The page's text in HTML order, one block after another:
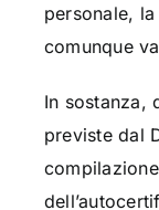
personale,
comunque
In sostanza,
previste dal